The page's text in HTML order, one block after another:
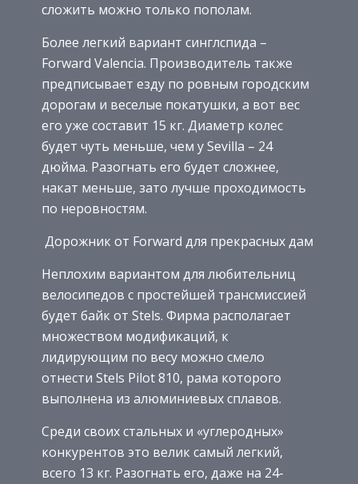
сложить можно только пополам.
Более легкий вариант синглспида –
Forward Valencia. Производитель также
предписывает езду по ровным городским
дорогам и веселые покатушки, а вот вес
его уже составит 15 кг. Диаметр колес
будет чуть меньше, чем у Sevilla – 24
дюйма. Разогнать его будет сложнее,
накат меньше, зато лучше проходимость
по неровностям.
Дорожник от Forward для прекрасных дам
Неплохим вариантом для любительниц
велосипедов с простейшей трансмиссией
будет байк от Stels. Фирма располагает
множеством модификаций, к
лидирующим по весу можно смело
отнести Stels Pilot 810, рама которого
выполнена из алюминиевых сплавов.
Среди своих стальных и «углеродных»
конкурентов это велик самый легкий,
всего 13 кг. Разогнать его, даже на 24-